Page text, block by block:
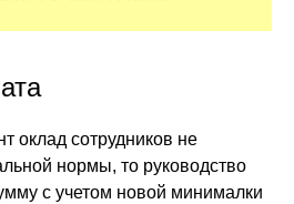
оклад сотрудников не
нормы, то руководство
с учетом новой минималки